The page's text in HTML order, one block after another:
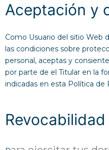
Aceptación y
Como Usuario del sitio Web
las condiciones sobre
personal, aceptas y
por parte de el Titular en la
indicadas en esta Política de
Revocabilidad